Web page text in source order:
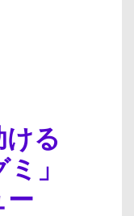
る
」
ー